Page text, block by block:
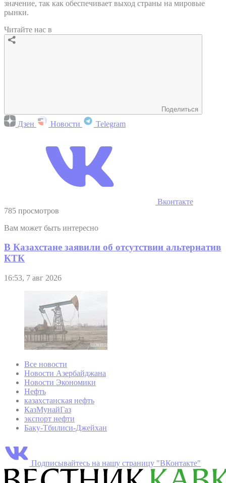
значение, так как обеспечивает выход страны на мировые
рынки.
Читайте нас в
Поделиться
Дзен Новости Telegram
Вконтакте
785 просмотров
Вам может быть интересно
В Казахстане заявили об отсутствии альтернатив
КТК
16:53, 7 авг 2026
Все новости
Новости Азербайджана
Новости Экономики
Нефть
казахстанская нефть
КазМунайГаз
экспорт нефти
Баку-Тбилиси-Джейхан
Подписывайтесь на нашу страницу "ВКонтакте"